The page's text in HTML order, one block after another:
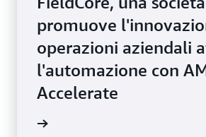
promuove
operazioni aziendali
l'automazione con
Accelerate